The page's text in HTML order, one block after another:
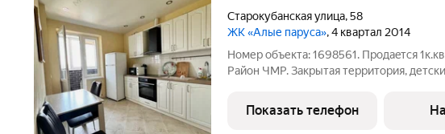
Старокубанская улица,58
ЖК «Алые паруса», 4 квартал 2014
Номер объекта: 1698561. Пpoдаeтcя
Район ЧМР. Закрытая территория,
шаговой доступности.: - дет. сады,
Показать телефон